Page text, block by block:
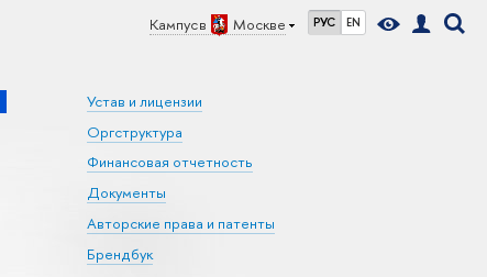
Кампус в Москве РУС EN
Устав и лицензии
Оргструктура
Финансовая отчетность
Документы
Авторские права и патенты
Брендбук